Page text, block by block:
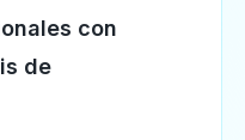
con
de